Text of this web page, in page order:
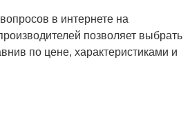
в интернете на
позволяет выбрать
по цене, характеристиками и